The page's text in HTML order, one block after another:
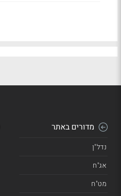
מדורים באתר
נדל"ן
אג"ח
מט"ח